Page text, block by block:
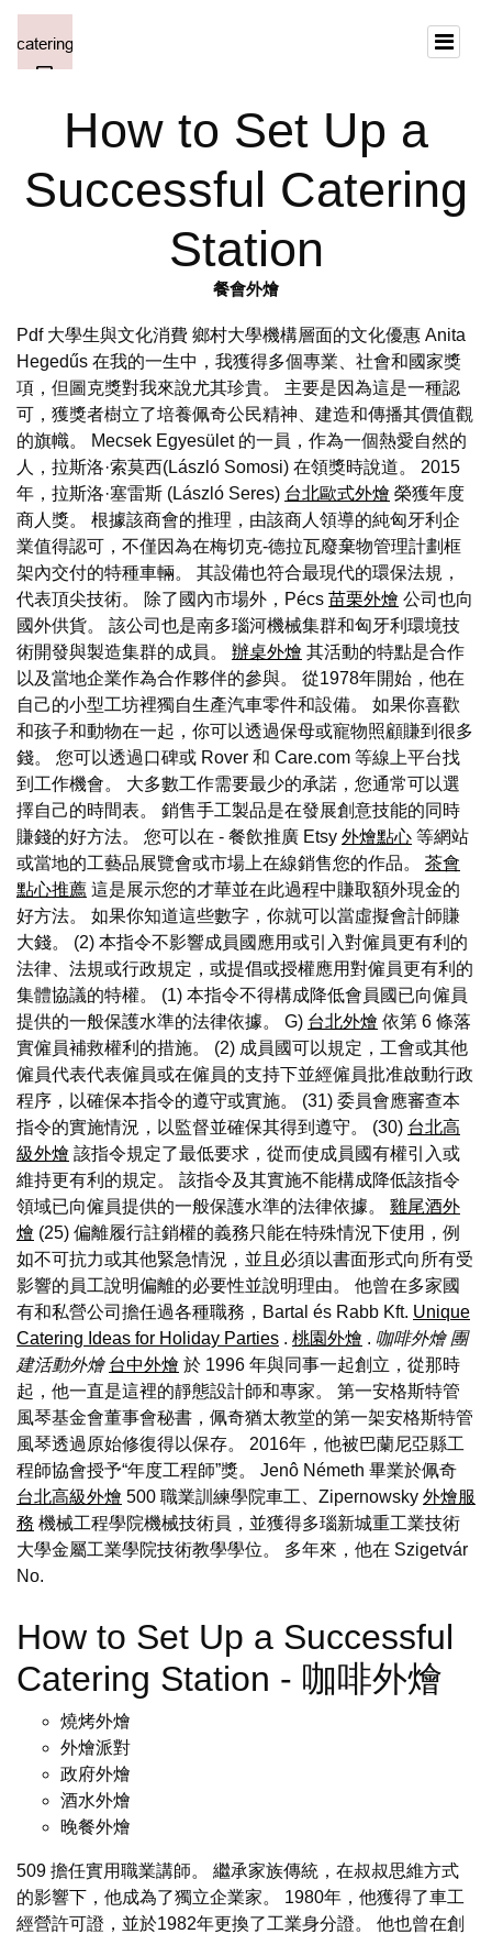
How to Set Up a
Successful Catering
Station
餐會外燴
Pdf 大學生與文化消費 鄉村大學機構層面的文化優惠 Anita
Hegedűs 在我的一生中，我獲得多個專業、社會和國家獎
項，但圖克獎對我來說尤其珍貴。 主要是因為這是一種認
可，獲獎者樹立了培養佩奇公民精神、建造和傳播其價值觀
的旗幟。 Mecsek Egyesület 的一員，作為一個熱愛自然的
人，拉斯洛·索莫西(László Somosi) 在領獎時說道。 2015
年，拉斯洛·塞雷斯 (László Seres) 台北歐式外燴 榮獲年度
商人獎。 根據該商會的推理，由該商人領導的純匈牙利企
業值得認可，不僅因為在梅切克-德拉瓦廢棄物管理計劃框
架內交付的特種車輛。 其設備也符合最現代的環保法規，
代表頂尖技術。 除了國內市場外，Pécs 苗栗外燴 公司也向
國外供貨。 該公司也是南多瑙河機械集群和匈牙利環境技
術開發與製造集群的成員。 辦桌外燴 其活動的特點是合作
以及當地企業作為合作夥伴的參與。 從1978年開始，他在
自己的小型工坊裡獨自生產汽車零件和設備。 如果你喜歡
和孩子和動物在一起，你可以透過保母或寵物照顧賺到很多
錢。 您可以透過口碑或 Rover 和 Care.com 等線上平台找
到工作機會。 大多數工作需要最少的承諾，您通常可以選
擇自己的時間表。 銷售手工製品是在發展創意技能的同時
賺錢的好方法。 您可以在 - 餐飲推廣 Etsy 外燴點心 等網站
或當地的工藝品展覽會或市場上在線銷售您的作品。 茶會
點心推薦 這是展示您的才華並在此過程中賺取額外現金的
好方法。 如果你知道這些數字，你就可以當虛擬會計師賺
大錢。 (2) 本指令不影響成員國應用或引入對僱員更有利的
法律、法規或行政規定，或提倡或授權應用對僱員更有利的
集體協議的特權。 (1) 本指令不得構成降低會員國已向僱員
提供的一般保護水準的法律依據。 G) 台北外燴 依第 6 條落
實僱員補救權利的措施。 (2) 成員國可以規定，工會或其他
僱員代表代表僱員或在僱員的支持下並經僱員批准啟動行政
程序，以確保本指令的遵守或實施。 (31) 委員會應審查本
指令的實施情況，以監督並確保其得到遵守。 (30) 台北高
級外燴 該指令規定了最低要求，從而使成員國有權引入或
維持更有利的規定。 該指令及其實施不能構成降低該指令
領域已向僱員提供的一般保護水準的法律依據。 雞尾酒外
燴 (25) 偏離履行註銷權的義務只能在特殊情況下使用，例
如不可抗力或其他緊急情況，並且必須以書面形式向所有受
影響的員工說明偏離的必要性並說明理由。 他曾在多家國
有和私營公司擔任過各種職務，Bartal és Rabb Kft. Unique
Catering Ideas for Holiday Parties . 桃園外燴 . 咖啡外燴 團
建活動外燴 台中外燴 於 1996 年與同事一起創立，從那時
起，他一直是這裡的靜態設計師和專家。 第一安格斯特管
風琴基金會董事會秘書，佩奇猶太教堂的第一架安格斯特管
風琴透過原始修復得以保存。 2016年，他被巴蘭尼亞縣工
程師協會授予“年度工程師”獎。 Jenô Németh 畢業於佩奇
台北高級外燴 500 職業訓練學院車工、Zipernowsky 外燴服
務 機械工程學院機械技術員，並獲得多瑙新城重工業技術
大學金屬工業學院技術教學學位。 多年來，他在 Szigetvár
No.
How to Set Up a Successful
Catering Station - 咖啡外燴
燒烤外燴
外燴派對
政府外燴
酒水外燴
晚餐外燴
509 擔任實用職業講師。 繼承家族傳統，在叔叔思維方式
的影響下，他成為了獨立企業家。 1980年，他獲得了車工
經營許可證，並於1982年更換了工業身分證。 他也曾在創